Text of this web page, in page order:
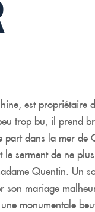
est propriétaire
trop bu, il prend
part dans la mer de
serment de ne
Quentin. Un
son mariage
monumentale